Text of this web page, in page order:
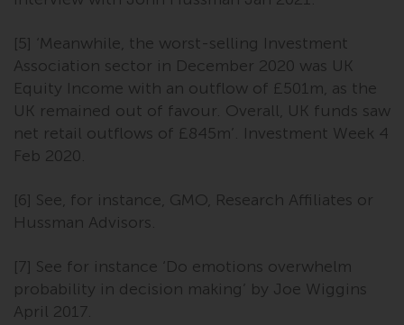
beinhalten ein
überdurchschnittliches Risiko und
sind als langfristig anzusehen.
Derivative Instrumente können
mit einem hohen Risiko
verbunden sein. Unterschiedliche
Arten von Fonds oder Anlagen
weisen unterschiedliche
Risikograde auf.
Änderungen am Inhalt
[5] ‘Meanwhile, the worst-selling Investment
Association sector in December 2020 was UK
Equity Income with an outflow of £501m, as the
UK remained out of favour. Overall, UK funds saw
net retail outflows of £845m’. Investment Week 4
Feb 2020.
[6] See, for instance, GMO, Research Affiliates or
Hussman Advisors.
[7] See for instance ‘Do emotions overwhelm
probability in decision making’ by Joe Wiggins
April 2017.